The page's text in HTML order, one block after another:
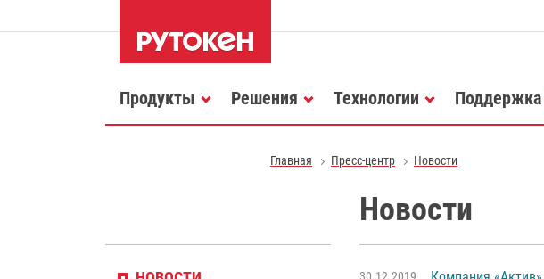
Продукты Решения Технологии Поддержка
Главная Пресс-центр Новости
Новости